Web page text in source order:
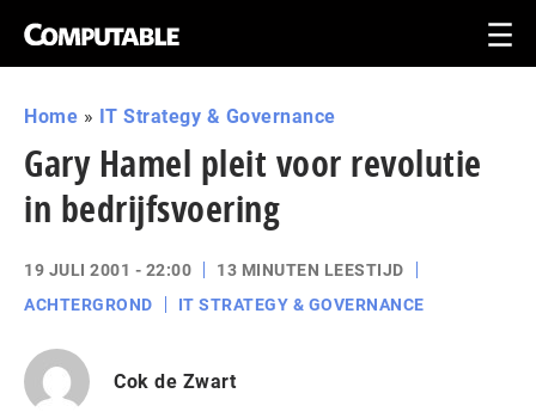
Home » IT Strategy & Governance
Gary Hamel pleit voor revolutie
in bedrijfsvoering
19 JULI 2001 - 22:00
13 MINUTEN LEESTIJD
ACHTERGROND
IT STRATEGY & GOVERNANCE
Cok de Zwart